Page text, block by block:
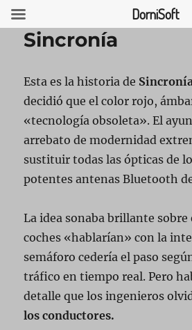
Sincronía
Esta es la historia de
decidió que el color rojo,
«tecnología obsoleta». El
arrebato de modernidad
sustituir todas las ópticas de
potentes antenas Bluetooth
La idea sonaba brillante sobre
coches «hablarían» con la
semáforo cedería el paso
tráfico en tiempo real. Pero
detalle que los ingenieros
los conductores.
DorniSoft